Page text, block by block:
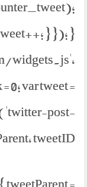
} }); }
widgets.js',
0; var tweet =
post-
tweetID;
=